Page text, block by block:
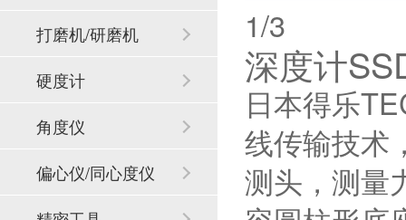
2/3
深度计
日本得乐
线传输技术
测头，测量
系统
打磨机/研磨机
硬度计
角度仪
偏心仪/同心度仪